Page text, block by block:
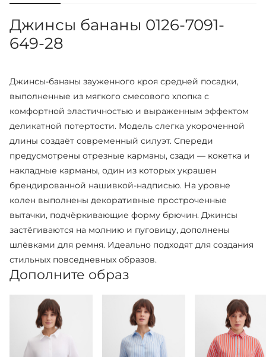
Джинсы бананы 0126-7091-
649-28
Джинсы-бананы зауженного кроя средней посадки,
выполненные из мягкого смесового хлопка с
комфортной эластичностью и выраженным эффектом
деликатной потертости. Модель слегка укороченной
длины создаёт современный силуэт. Спереди
предусмотрены отрезные карманы, сзади — кокетка и
накладные карманы, один из которых украшен
брендированной нашивкой-надписью. На уровне
колен выполнены декоративные простроченные
вытачки, подчёркивающие форму брючин. Джинсы
застёгиваются на молнию и пуговицу, дополнены
шлёвками для ремня. Идеально подходят для создания
стильных повседневных образов.
Дополните образ